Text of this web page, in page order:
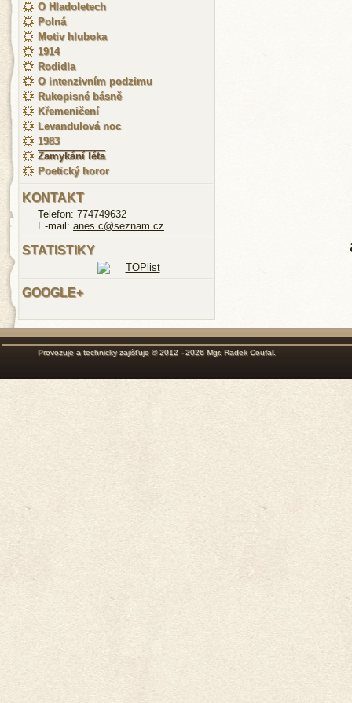
O Hladoletech
Polná
Motiv hluboka
1914
Rodidla
O intenzivním podzimu
Rukopisné básně
Křemeničení
Levandulová noc
1983
Zamykání léta
Poetický horor
KONTAKT
Telefon: 774749632
E-mail: anes.c@seznam.cz
STATISTIKY
GOOGLE+
Provozuje a technicky zajišťuje © 2012 - 2026 Mgr. Radek Coufal.